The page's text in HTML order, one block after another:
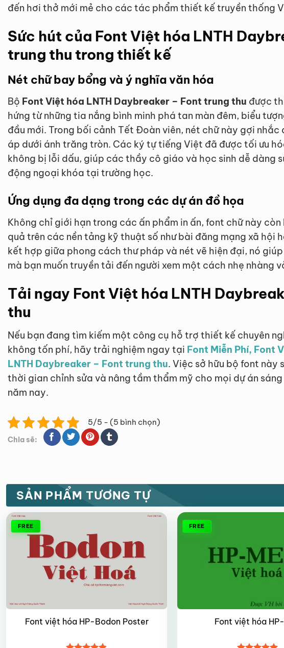
đến hơi thở mới mẻ cho các tác phẩm thiết kế truyền thống
Sức hút của Font Việt hóa LNTH
trung thu trong thiết kế
Nét chữ bay bổng và ý nghĩa văn hóa
Bộ Font Việt hóa LNTH Daybreaker – Font trung thu được
hứng từ những tia nắng bình minh phá tan màn đêm, biểu
đầu mới. Trong bối cảnh Tết Đoàn viên, nét chữ này gợi nhắc
áp dưới ánh trăng tròn. Các ký tự tiếng Việt đã được tối ưu
không bị lỗi dấu, giúp các thầy cô giáo và học sinh dễ dàng
động ngoại khóa tại trường học.
Ứng dụng đa dạng trong các dự án đồ họa
Không chỉ giới hạn trong các ấn phẩm in ấn, font chữ này
quả trên các nền tảng kỹ thuật số như bài đăng mạng xã hội
kết hợp giữa phong cách thư pháp và nét vẽ hiện đại, nó
mà bạn muốn truyền tải đến người xem một cách nhẹ nhàng
Tải ngay Font Việt hóa LNTH
thu
Nếu bạn đang tìm kiếm một công cụ hỗ trợ thiết kế chuyên
không tốn phí, hãy trải nghiệm ngay tại Font Miễn Phí, Font
LNTH Daybreaker – Font trung thu. Việc sở hữu bộ font này
thời gian chỉnh sửa và nâng tầm thẩm mỹ cho mọi dự án
năm nay.
5/5 - (5 bình chọn)
Chia sẽ:
SẢN PHẨM TƯƠNG TỰ
FREE
Font việt hóa HP-Bodon Poster
FREE
Font việt hóa